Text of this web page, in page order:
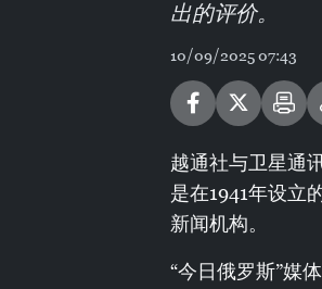
出的评价。
10/09/2025 07:43
越通社与卫星通
是在1941年设立
新闻机构。
“今日俄罗斯”媒